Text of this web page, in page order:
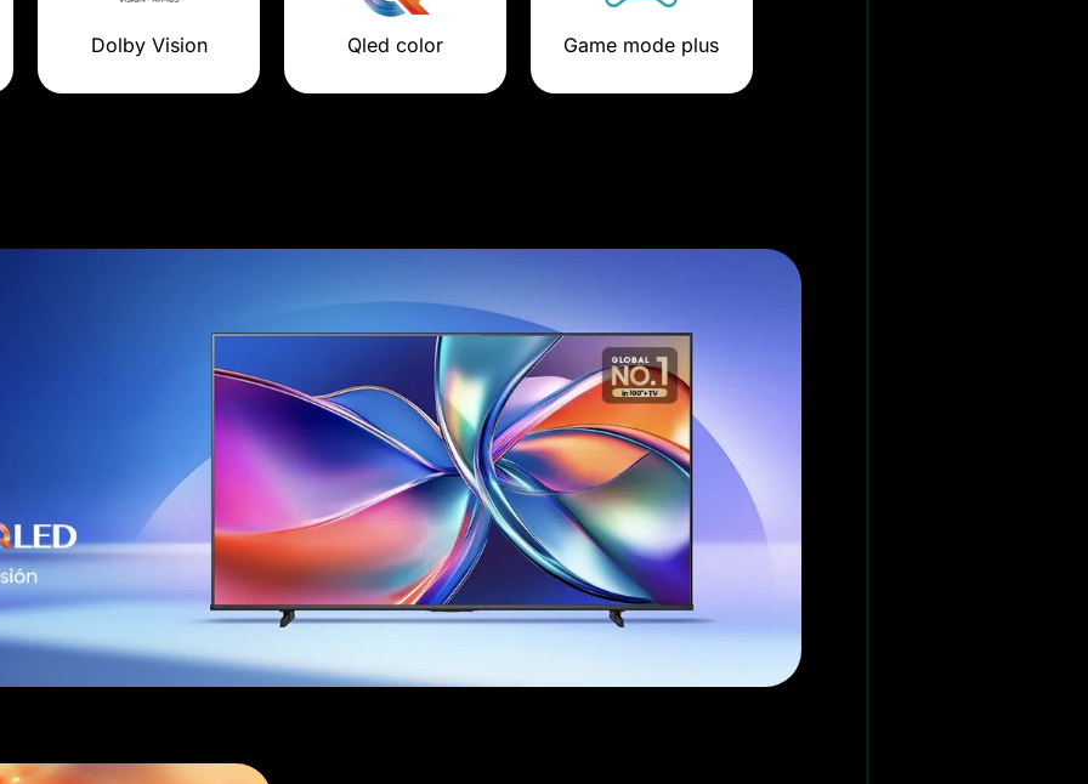
Dolby Vision Qled color Game mode plus